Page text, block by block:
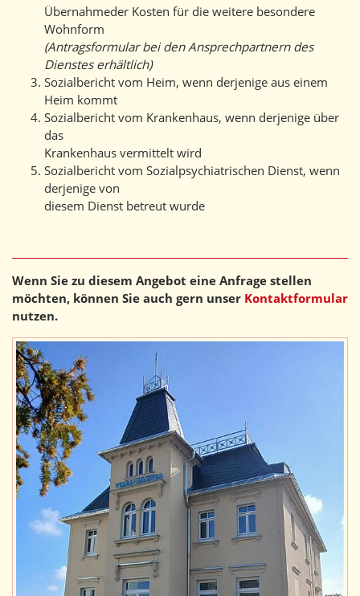
Übernahmeder Kosten für die weitere besondere
Wohnform
(Antragsformular bei den Ansprechpartnern des
Dienstes erhältlich)
Sozialbericht vom Heim, wenn derjenige aus einem
Heim kommt
Sozialbericht vom Krankenhaus, wenn derjenige über
das
Krankenhaus vermittelt wird
Sozialbericht vom Sozialpsychiatrischen Dienst, wenn
derjenige von
diesem Dienst betreut wurde
Wenn Sie zu diesem Angebot eine Anfrage stellen
möchten, können Sie auch gern unser Kontaktformular
nutzen.